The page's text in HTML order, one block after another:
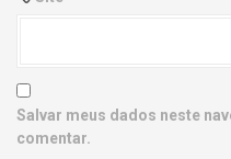
Salvar meus dados neste
comentar.